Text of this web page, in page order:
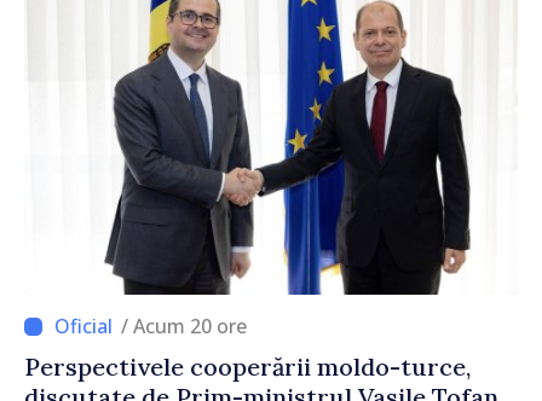
/ Acum 20 ore
Perspectivele cooperării moldo-turce,